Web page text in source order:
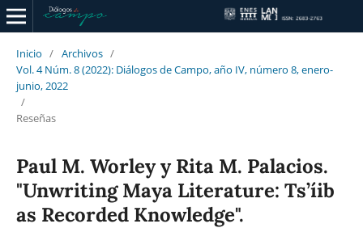
Inicio / Archivos /
Vol. 4 Núm. 8 (2022): Diálogos de Campo, año IV, número 8, enero-
junio, 2022
/
Reseñas
Paul M. Worley y Rita M. Palacios.
"Unwriting Maya Literature: Ts’íib
as Recorded Knowledge".